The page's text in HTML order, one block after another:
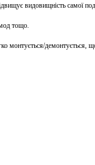
видовищність самої
тощо.
монтується/